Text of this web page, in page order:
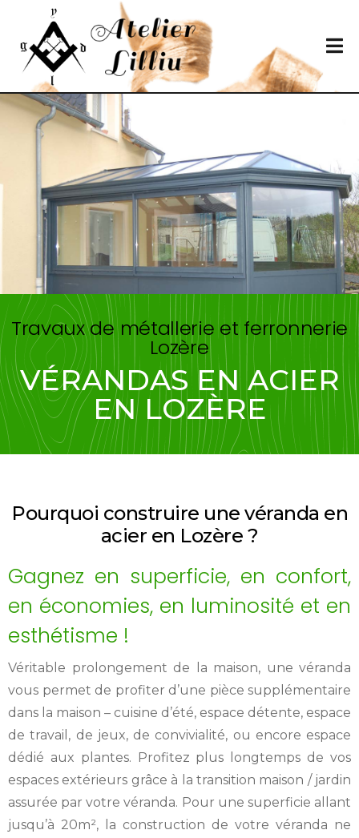
Travaux de métallerie et ferronnerie
Lozère
VÉRANDAS EN ACIER
EN LOZÈRE
Pourquoi construire une véranda en
acier en Lozère ?
Gagnez en superficie, en confort,
en économies, en luminosité et en
esthétisme !
Véritable prolongement de la maison, une véranda
vous permet de profiter d’une pièce supplémentaire
dans la maison – cuisine d’été, espace détente, espace
de travail, de jeux, de convivialité, ou encore espace
dédié aux plantes. Profitez plus longtemps de vos
espaces extérieurs grâce à la transition maison / jardin
assurée par votre véranda. Pour une superficie allant
jusqu’à 20m², la construction de votre véranda ne